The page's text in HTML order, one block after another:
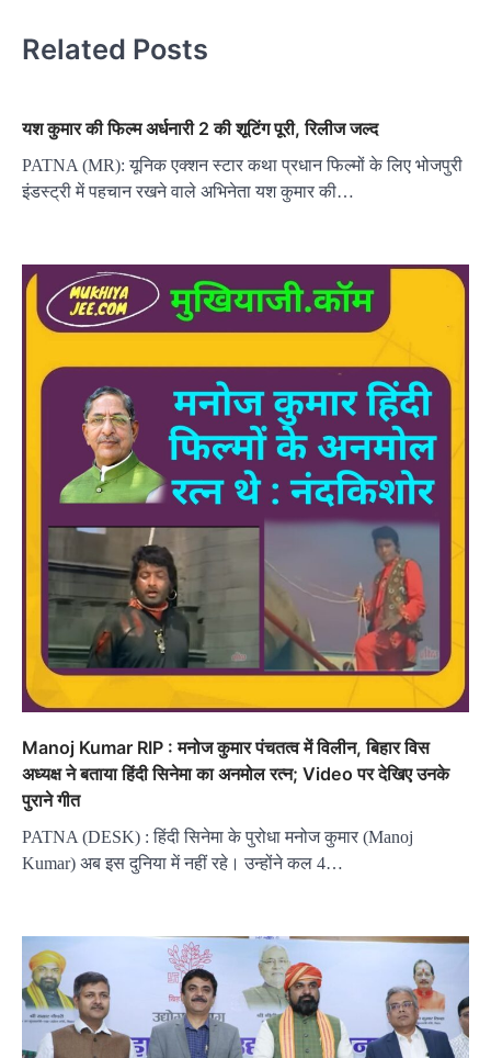
Related Posts
यश कुमार की फिल्म अर्धनारी 2 की शूटिंग पूरी, रिलीज जल्द
PATNA (MR): यूनिक एक्शन स्टार कथा प्रधान फिल्मों के लिए भोजपुरी
इंडस्ट्री में पहचान रखने वाले अभिनेता यश कुमार की…
Manoj Kumar RIP : मनोज कुमार पंचतत्व में विलीन, बिहार विस
अध्यक्ष ने बताया हिंदी सिनेमा का अनमोल रत्न; Video पर देखिए उनके
पुराने गीत
PATNA (DESK) : हिंदी सिनेमा के पुरोधा मनोज कुमार (Manoj
Kumar) अब इस दुनिया में नहीं रहे। उन्होंने कल 4…